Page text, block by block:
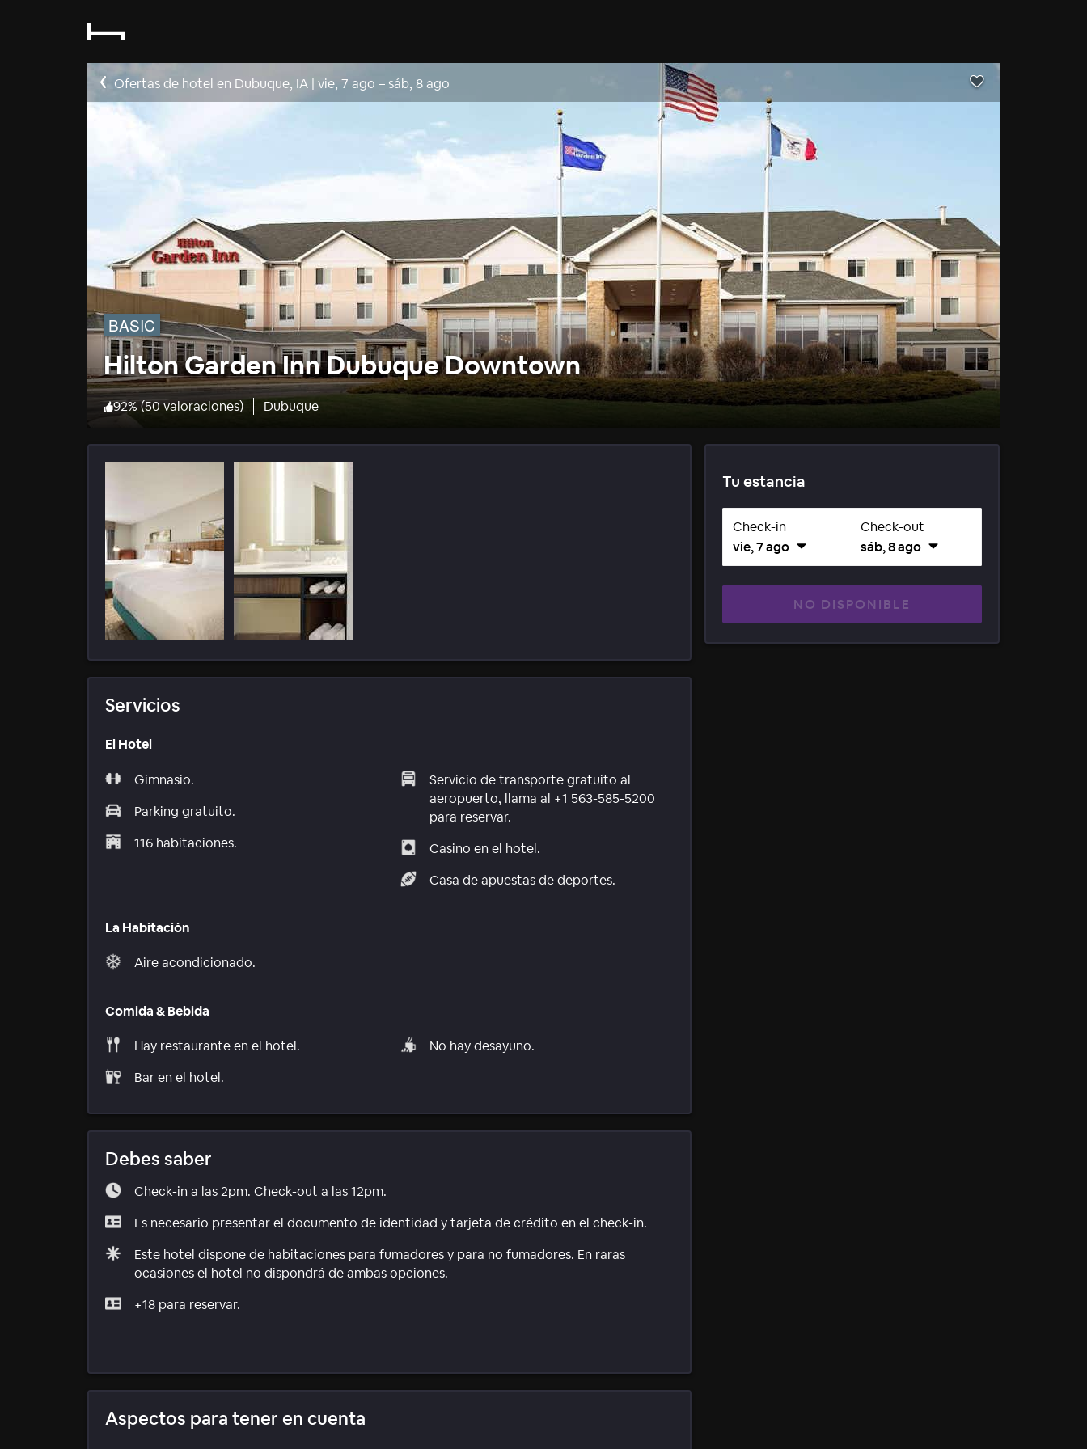
Ofertas de hotel en Dubuque, IA | vie, 7 ago – sáb, 8 ago
BASIC
Hilton Garden Inn Dubuque Downtown
92%(50 valoraciones) Dubuque
Servicios
El Hotel
Gimnasio.
Parking gratuito.
116 habitaciones.
Servicio de transporte gratuito al
aeropuerto, llama al +1 563-585-5200
para reservar.
Casino en el hotel.
Casa de apuestas de deportes.
La Habitación
Aire acondicionado.
Comida & Bebida
Hay restaurante en el hotel.
Bar en el hotel.
No hay desayuno.
Debes saber
Check-in a las 2pm. Check-out a las 12pm.
Es necesario presentar el documento de identidad y tarjeta de crédito en el check-in.
Este hotel dispone de habitaciones para fumadores y para no fumadores. En raras
ocasiones el hotel no dispondrá de ambas opciones.
+18 para reservar.
Aspectos para tener en cuenta
Tu estancia
Check-in
vie, 7 ago
Check-out
sáb, 8 ago
NO DISPONIBLE